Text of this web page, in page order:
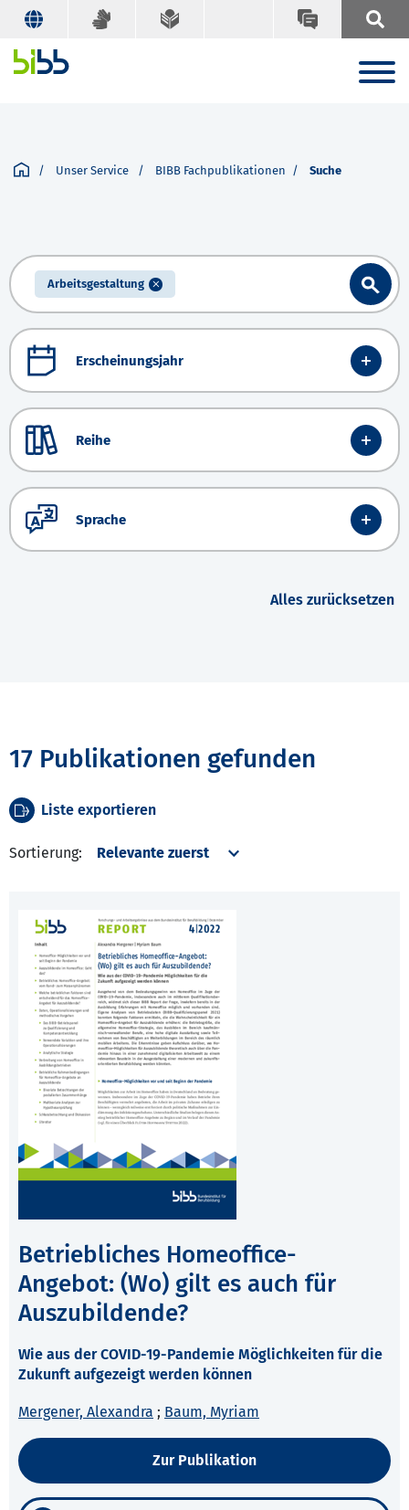
Unser Service BIBB Fachpublikationen Suche
Arbeitsgestaltung
Erscheinungsjahr
Reihe
Sprache
Alles zurücksetzen
17 Publikationen gefunden
Liste exportieren
Sortierung:
Betriebliches Homeoffice-
Angebot: (Wo) gilt es auch für
Auszubildende?
Wie aus der COVID-19-Pandemie Möglichkeiten für die
Zukunft aufgezeigt werden können
Mergener, Alexandra ; Baum, Myriam
Zur Publikation